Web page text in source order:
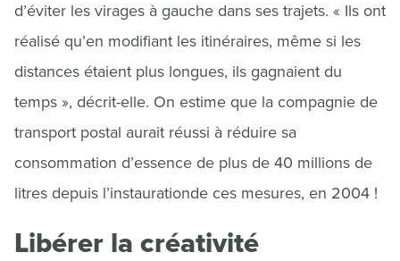
d’éviter les virages à gauche dans ses trajets. « Ils ont
réalisé qu’en modifiant les itinéraires, même si les
distances étaient plus longues, ils gagnaient du
temps », décrit-elle. On estime que la compagnie de
transport postal aurait réussi à réduire sa
consommation d’essence de plus de 40 millions de
litres depuis l’instaurationde ces mesures, en 2004 !
Libérer la créativité